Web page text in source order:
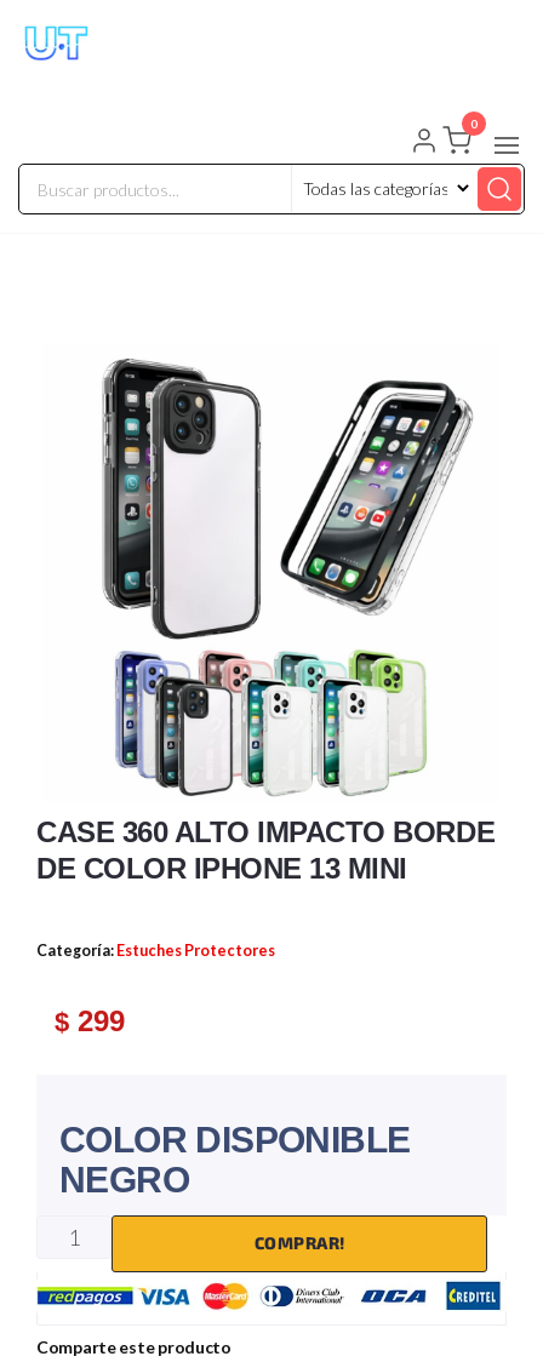
0
CASE 360 ALTO IMPACTO BORDE
DE COLOR IPHONE 13 MINI
Categoría: Estuches Protectores
$ 299
COLOR DISPONIBLE
NEGRO
COMPRAR!
Comparte este producto